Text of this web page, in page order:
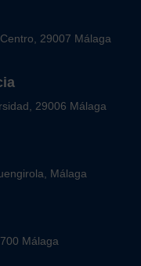
29007 Málaga
29006 Málaga
Málaga
Málaga